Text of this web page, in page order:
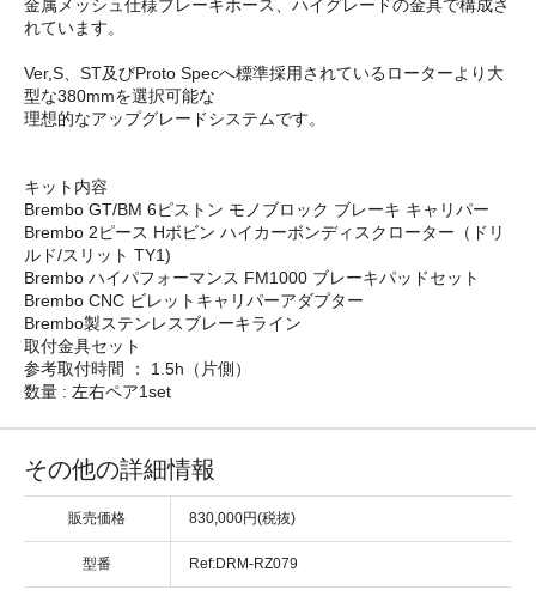
金属メッシュ仕様ブレーキホース、ハイグレードの金具で構成さ
れています。
Ver,S、ST及びProto Specへ標準採用されているローターより大
型な380mmを選択可能な
理想的なアップグレードシステムです。
キット内容
Brembo GT/BM 6ピストン モノブロック ブレーキ キャリパー
Brembo 2ピース Hボビン ハイカーボンディスクローター（ドリ
ルド/スリット TY1)
Brembo ハイパフォーマンス FM1000 ブレーキパッドセット
Brembo CNC ビレットキャリパーアダプター
Brembo製ステンレスブレーキライン
取付金具セット
参考取付時間 ： 1.5h（片側）
数量 : 左右ペア1set
その他の詳細情報
販売価格 830,000円(税抜)
型番 Ref:DRM-RZ079